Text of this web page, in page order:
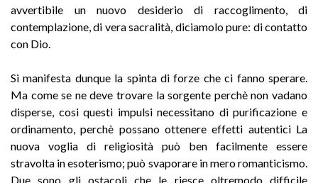
avvertibile un nuovo desiderio di raccoglimento, di
contemplazione, di vera sacralità, diciamolo pure: di contatto
con Dio.
Si manifesta dunque la spinta di forze che ci fanno sperare.
Ma come se ne deve trovare la sorgente perchè non vadano
disperse, cosi questi impulsi necessitano di purificazione e
ordinamento, perchè possano ottenere effetti autentici La
nuova voglia di religiosità può ben facilmente essere
stravolta in esoterismo; può svaporare in mero romanticismo.
Due sono gli ostacoli che le riesce oltremodo difficile